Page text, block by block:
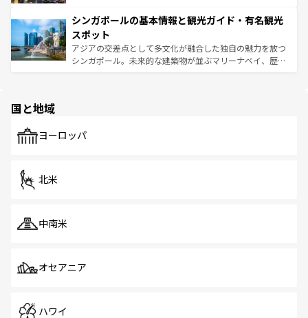
参照してほしい。
激する。気候は一年中温暖で、どの季節にも異なる楽しみ
が待っている。親しみやすいタイの人々、仏教を中心とし
た文化、そして多様な観光資源が、訪れる旅人を魅了し続
ける。 なお、新着のタイ情報はコンテンツ一覧を参照して
み、どこを訪れても感動するはず。観光スポットが密集し
ており、効率よく見どころを回れるのも魅力。息をのむよ
うな絶景から文化的な体験まで、香港を存分に楽しみ尽く
そう。 なお、新着の香港情報はコンテンツ一覧を参照して
シンガポールの基本情報と観光ガイド・有名観光
スポット
アジアの交差点として多文化が融合した独自の魅力を放つ
シンガポール。未来的な建築物が並ぶマリーナベイ、歴史
で、ホーカーズは地元の風情を楽しめる外せないスポット
国と地域
ヨーロッパ
北米
中南米
オセアニア
ハワイ